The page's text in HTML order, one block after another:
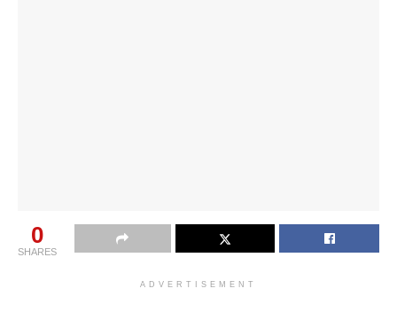
0
SHARES
ADVERTISEMENT